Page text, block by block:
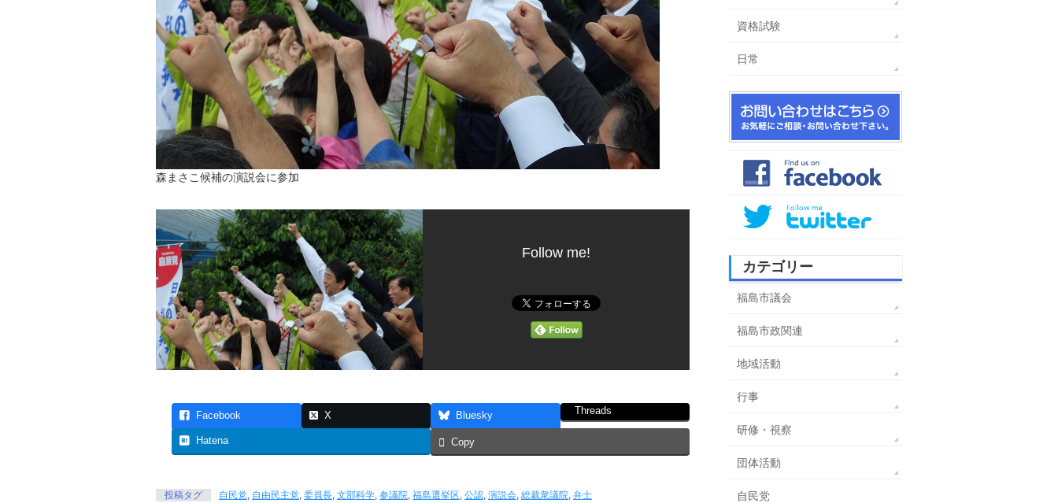
森まさこ候補の演説会に参加
Follow me!
Facebook X Bluesky Threads
Hatena Copy
投稿タグ 自民党, 自由民主党, 委員長, 文部科学, 参議院, 福島選挙区, 公認, 演説会, 総裁衆議院, 弁士
資格試験
日常
カテゴリー
福島市議会
福島市政関連
地域活動
行事
研修・視察
団体活動
自民党